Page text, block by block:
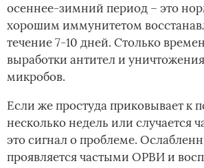
осеннее-зимний период – это
хорошим иммунитетом
течение 7-10 дней. Столько
выработки антител и
микробов.
Если же простуда приковывает к
несколько недель или случается
это сигнал о проблеме.
проявляется частыми ОРВИ и